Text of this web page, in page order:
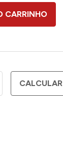
CARRINHO
CALCULAR